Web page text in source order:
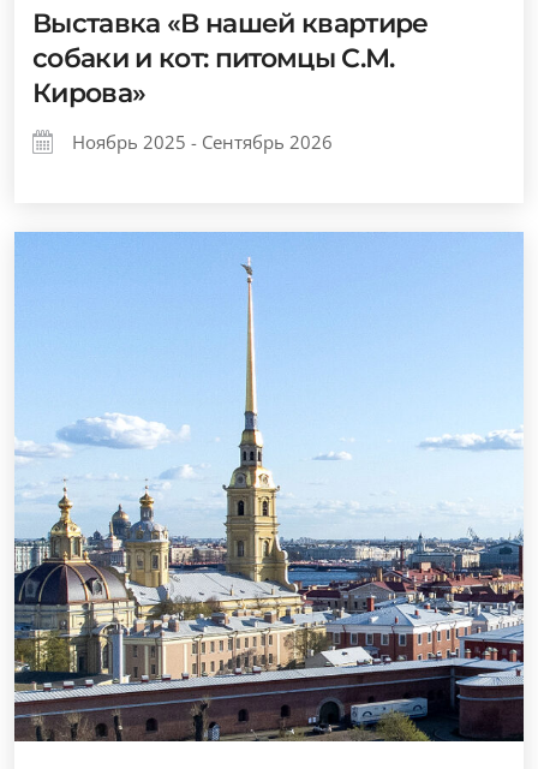
Выставка «В нашей квартире
собаки и кот: питомцы С.М.
Кирова»
Ноябрь 2025 - Сентябрь 2026